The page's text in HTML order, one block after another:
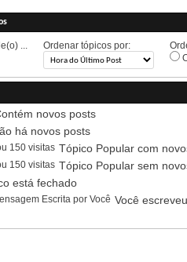
... Ordenar tópicos por:
novos posts
há novos posts
Tópico Popular com
Tópico Popular sem
está fechado
Você